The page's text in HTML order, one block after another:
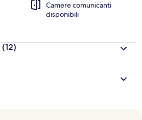
u
t
i
i
Camere comunicanti
disponibili
(12)